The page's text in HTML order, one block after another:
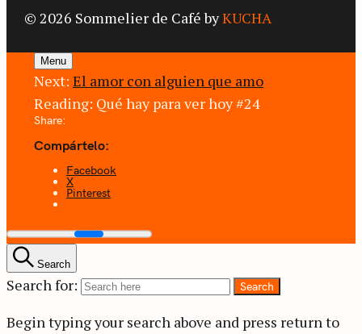
© 2026 Sommelier de Café byKUCHA
Menu
Next: El amor con alguien que amo
Reading: Qué hay para ver hoy #24
Share:
Compártelo:
Facebook
X
Pinterest
Search
Search for: Search
Begin typing your search above and press return to